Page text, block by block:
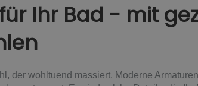
Ihr Bad - mit
der wohltuend massiert. Moderne